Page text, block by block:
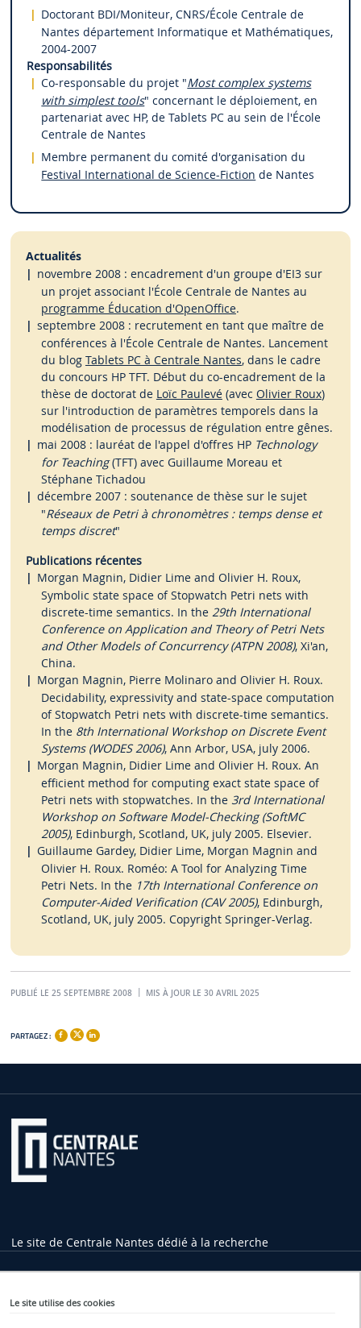
Le site utilise des cookies
Doctorant BDI/Moniteur, CNRS/École Centrale de
Nantes département Informatique et Mathématiques,
2004-2007
Responsabilités
Co-responsable du projet "Most complex systems
with simplest tools" concernant le déploiement, en
partenariat avec HP, de Tablets PC au sein de l'École
Centrale de Nantes
Membre permanent du comité d'organisation du
Festival International de Science-Fiction de Nantes
Actualités
novembre 2008 : encadrement d'un groupe d'EI3 sur
un projet associant l'École Centrale de Nantes au
programme Éducation d'OpenOffice.
septembre 2008 : recrutement en tant que maître de
conférences à l'École Centrale de Nantes. Lancement
du blog Tablets PC à Centrale Nantes, dans le cadre
du concours HP TFT. Début du co-encadrement de la
thèse de doctorat de Loïc Paulevé(avec Olivier Roux)
sur l'introduction de paramètres temporels dans la
modélisation de processus de régulation entre gênes.
mai 2008 : lauréat de l'appel d'offres HP Technology
for Teaching(TFT) avec Guillaume Moreau et
Stéphane Tichadou
décembre 2007 : soutenance de thèse sur le sujet
"Réseaux de Petri à chronomètres : temps dense et
temps discret"
Publications récentes
Morgan Magnin, Didier Lime and Olivier H. Roux,
Symbolic state space of Stopwatch Petri nets with
discrete-time semantics. In the 29th International
Conference on Application and Theory of Petri Nets
and Other Models of Concurrency (ATPN 2008), Xi'an,
China.
Morgan Magnin, Pierre Molinaro and Olivier H. Roux.
Decidability, expressivity and state-space computation
of Stopwatch Petri nets with discrete-time semantics.
In the 8th International Workshop on Discrete Event
Systems (WODES 2006), Ann Arbor, USA, july 2006.
Morgan Magnin, Didier Lime and Olivier H. Roux. An
efficient method for computing exact state space of
Petri nets with stopwatches. In the 3rd International
Workshop on Software Model-Checking (SoftMC
2005), Edinburgh, Scotland, UK, july 2005. Elsevier.
Guillaume Gardey, Didier Lime, Morgan Magnin and
Olivier H. Roux. Roméo: A Tool for Analyzing Time
Petri Nets. In the 17th International Conference on
Computer-Aided Verification (CAV 2005), Edinburgh,
Scotland, UK, july 2005. Copyright Springer-Verlag.
PUBLIÉ LE 25 SEPTEMBRE 2008 MIS À JOUR LE 30 AVRIL 2025
PARTAGEZ :
Le site de Centrale Nantes dédié à la recherche